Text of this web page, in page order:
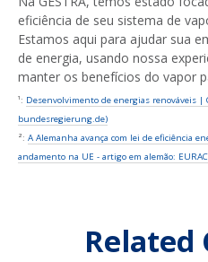
eficiência de seu sistema de
Estamos aqui para ajudar sua
de energia, usando nossa
manter os benefícios do vapor
¹: Desenvolvimento de energias renováveis |
bundesregierung.de)
²: A Alemanha avança com lei de eficiência
andamento na UE - artigo em alemão:
Related